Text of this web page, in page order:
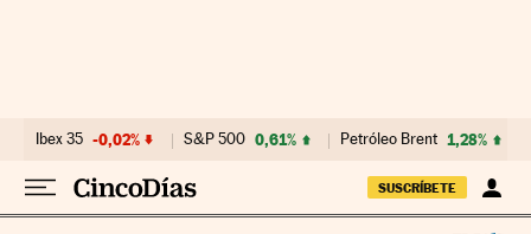
Ibex 35 -0,02% S&P 500 0,61% Petróleo Brent 1,28%
SUSCRÍBETE